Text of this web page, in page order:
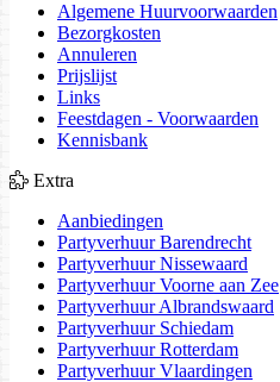
Algemene Huurvoorwaarden
Bezorgkosten
Annuleren
Prijslijst
Links
Feestdagen - Voorwaarden
Kennisbank
Extra
Aanbiedingen
Partyverhuur Barendrecht
Partyverhuur Nissewaard
Partyverhuur Voorne aan Zee
Partyverhuur Albrandswaard
Partyverhuur Schiedam
Partyverhuur Rotterdam
Partyverhuur Vlaardingen